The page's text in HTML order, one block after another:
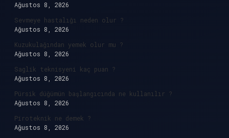
Ağustos 8, 2026
Sevmeye hastalığı neden olur ?
Ağustos 8, 2026
Kuzukulağından yemek olur mu ?
Ağustos 8, 2026
Saglik teknisyeni kaç puan ?
Ağustos 8, 2026
Pürsik düğümün başlangıcında ne kullanılır ?
Ağustos 8, 2026
Piroteknik ne demek ?
Ağustos 8, 2026